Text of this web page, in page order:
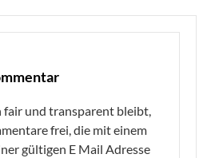
fair und transparent bleibt,
frei, die mit einem
gültigen E Mail Adresse